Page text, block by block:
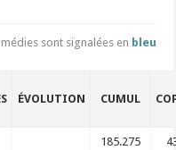
sont signalées en bleu
ÉVOLUTION CUMUL
185.275